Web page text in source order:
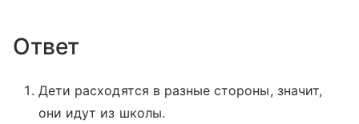
Ответ
Дети расходятся в разные стороны, значит,
они идут из школы.